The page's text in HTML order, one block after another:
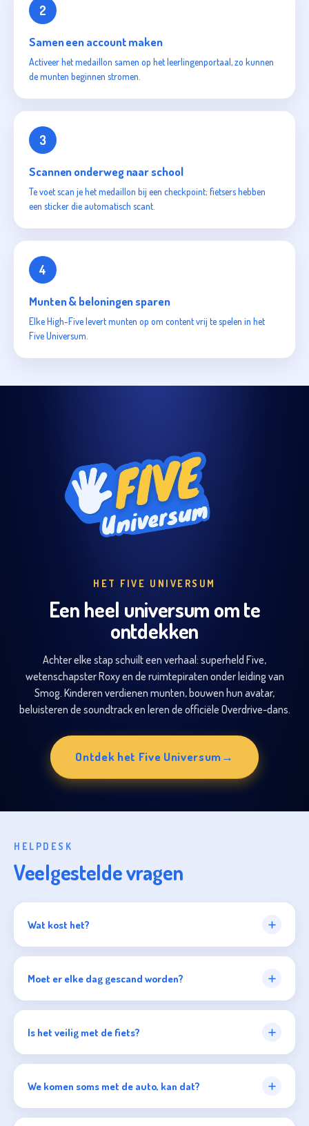
2
Samen een account maken
Activeer het medaillon samen op het leerlingenportaal, zo kunnen
de munten beginnen stromen.
3
Scannen onderweg naar school
Te voet scan je het medaillon bij een checkpoint; fietsers hebben
een sticker die automatisch scant.
4
Munten & beloningen sparen
Elke High-Five levert munten op om content vrij te spelen in het
Five Universum.
HET FIVE UNIVERSUM
Een heel universum om te
ontdekken
Achter elke stap schuilt een verhaal: superheld Five,
wetenschapster Roxy en de ruimtepiraten onder leiding van
Smog. Kinderen verdienen munten, bouwen hun avatar,
beluisteren de soundtrack en leren de officiële Overdrive-dans.
Ontdek het Five Universum→
HELPDESK
Veelgestelde vragen
Wat kost het?
Moet er elke dag gescand worden?
Is het veilig met de fiets?
We komen soms met de auto, kan dat?